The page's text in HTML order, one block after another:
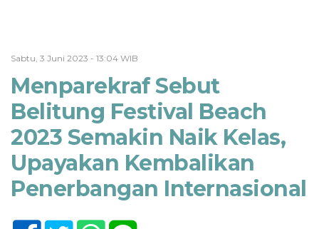
Sabtu, 3 Juni 2023 - 13:04 WIB
Menparekraf Sebut
Belitung Festival Beach
2023 Semakin Naik Kelas,
Upayakan Kembalikan
Penerbangan Internasional